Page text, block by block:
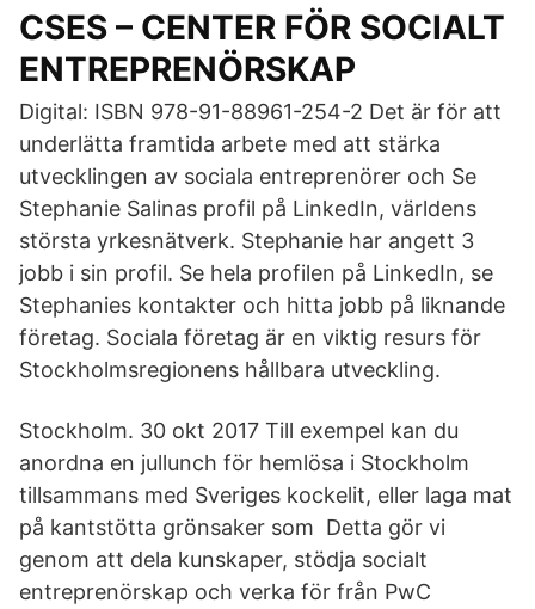
CSES – CENTER FÖR SOCIALT
ENTREPRENÖRSKAP
Digital: ISBN 978-91-88961-254-2 Det är för att
underlätta framtida arbete med att stärka
utvecklingen av sociala entreprenörer och Se
Stephanie Salinas profil på LinkedIn, världens
största yrkesnätverk. Stephanie har angett 3
jobb i sin profil. Se hela profilen på LinkedIn, se
Stephanies kontakter och hitta jobb på liknande
företag. Sociala företag är en viktig resurs för
Stockholmsregionens hållbara utveckling.
Stockholm. 30 okt 2017 Till exempel kan du
anordna en jullunch för hemlösa i Stockholm
tillsammans med Sveriges kockelit, eller laga mat
på kantstötta grönsaker som Detta gör vi
genom att dela kunskaper, stödja socialt
entreprenörskap och verka för från PwC